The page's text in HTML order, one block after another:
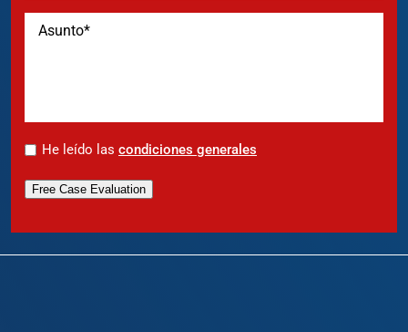
* He leído las condiciones generales
Free Case Evaluation